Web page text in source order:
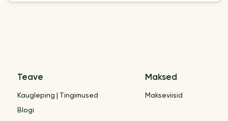
Teave
Kaugleping | Tingimused
Blogi
Maksed
Makseviisid